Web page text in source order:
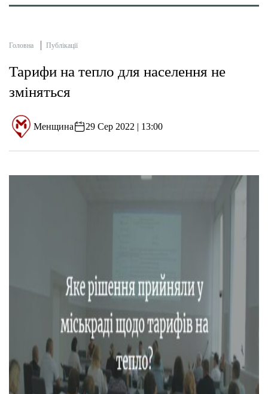
Головна Публікації
Тарифи на тепло для населення не
зміняться
Менщина 29 Сер 2022 | 13:00